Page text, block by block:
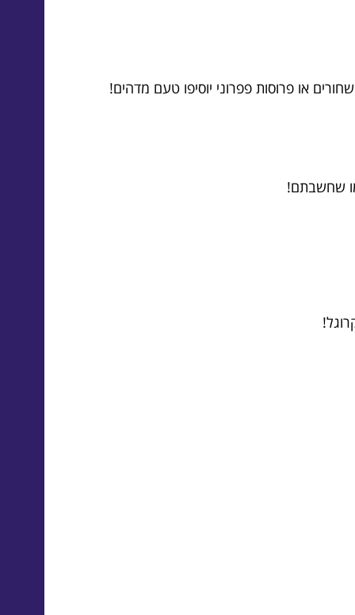
או פרוסות פפרוני יוסיפו טעם מדהים!
שחשבתם!